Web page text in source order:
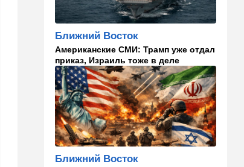
"Это ваше туда-сюда
страшно раздражает"
Что изменилось в аэропорту
Бен-Гурион после войны:
новые правила,
безопасность и советы
пассажирам
13:58 Здоровье
Какие продукты помогают
что выяснили ученые
Ближний Восток
Американские СМИ: Трамп уже отдал
приказ, Израиль тоже в деле
Ближний Восток